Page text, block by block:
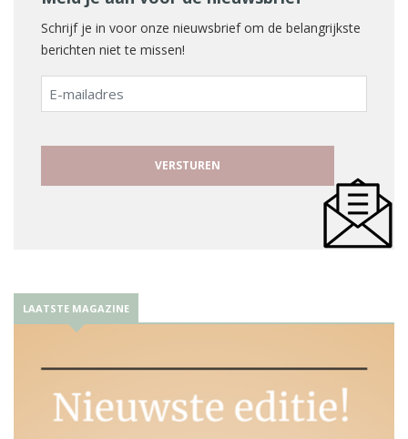
Schrijf je in voor onze nieuwsbrief om de belangrijkste
berichten niet te missen!
E-
mailadres
LAATSTE MAGAZINE